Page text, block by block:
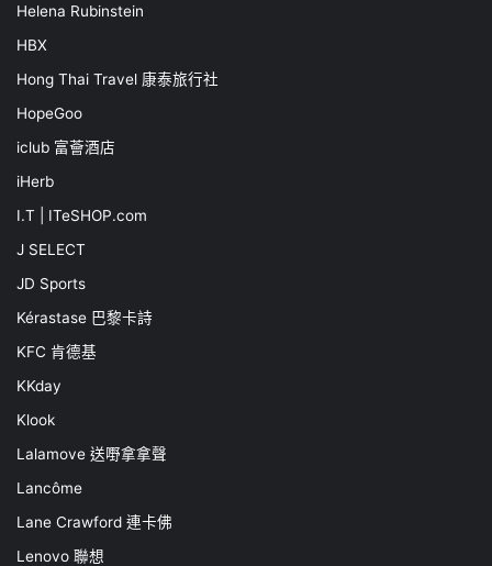
Helena Rubinstein
HBX
Hong Thai Travel 康泰旅行社
HopeGoo
iclub 富薈酒店
iHerb
I.T | ITeSHOP.com
J SELECT
JD Sports
Kérastase 巴黎卡詩
KFC 肯德基
KKday
Klook
Lalamove 送嘢拿拿聲
Lancôme
Lane Crawford 連卡佛
Lenovo 聯想